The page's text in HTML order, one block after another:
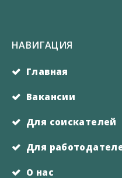
НАВИГАЦИЯ
Главная
Вакансии
Для соискателей
Для
О нас